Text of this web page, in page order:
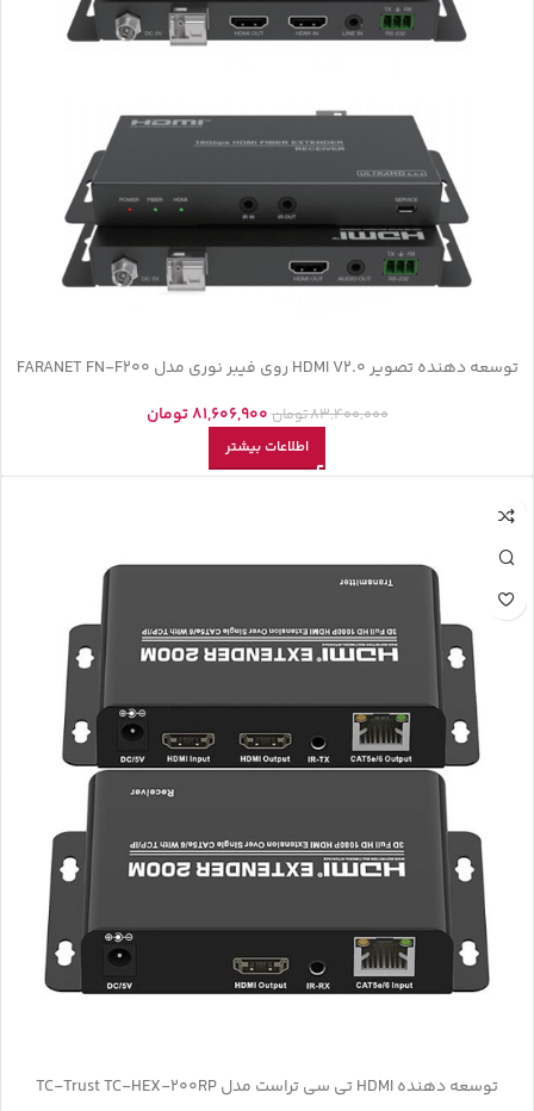
توسعه دهنده تصویر HDMI V2.0 روی فیبر نوری مدل FARANET FN-F200
83,400,000تومان81,606,900 تومان
اطلاعات بیشتر
توسعه دهنده HDMI تی سی تراست مدل TC-Trust TC-HEX-200RP